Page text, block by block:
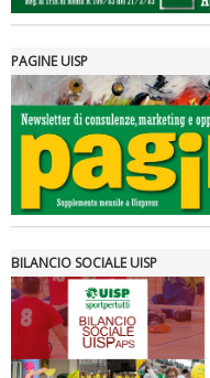
Tiziano Pesce a Radio
PAGINE UISP
BILANCIO SOCIALE UISP